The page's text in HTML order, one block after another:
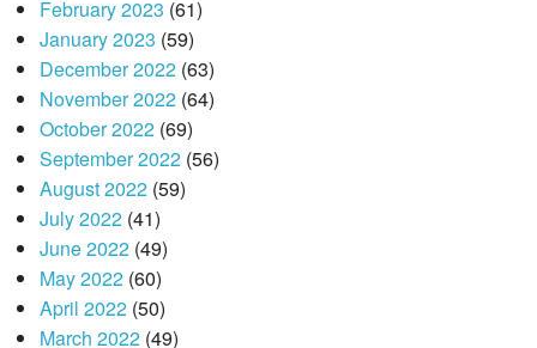
February 2023 (61)
January 2023 (59)
December 2022(63)
November 2022(64)
October 2022(69)
September 2022(56)
August 2022(59)
July 2022(41)
June 2022(49)
May 2022(60)
April 2022(50)
March 2022(49)